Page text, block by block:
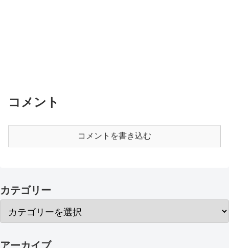
コメント
コメントを書き込む
カテゴリー
アーカイブ